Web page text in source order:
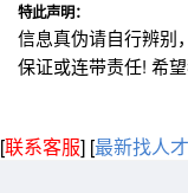
特此声明：
信息真伪请自行辨别
保证或连带责任! 希
[联系客服] [最新找人才